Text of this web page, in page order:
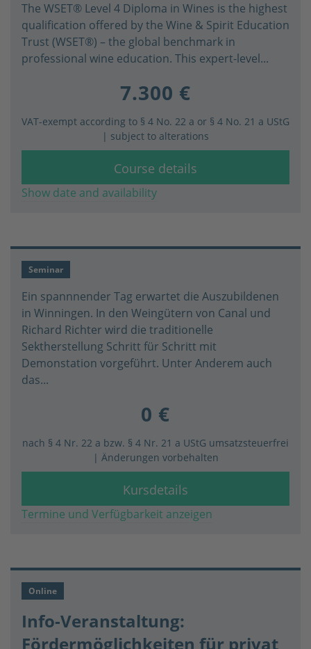
The WSET® Level 4 Diploma in Wines is the highest
qualification offered by the Wine & Spirit Education
Trust (WSET®) – the global benchmark in
professional wine education. This expert-level...
7.300 €
VAT-exempt according to § 4 No. 22 a or § 4 No. 21 a UStG
| subject to alterations
Course details
Show date and availability
Seminar
Ein spannnender Tag erwartet die Auszubildenen
in Winningen. In den Weingütern von Canal und
Richard Richter wird die traditionelle
Sektherstellung Schritt für Schritt mit
Demonstation vorgeführt. Unter Anderem auch
das...
0 €
nach § 4 Nr. 22 a bzw. § 4 Nr. 21 a UStG umsatzsteuerfrei
| Änderungen vorbehalten
Kursdetails
Termine und Verfügbarkeit anzeigen
Online
Info-Veranstaltung:
Fördermöglichkeiten für privat